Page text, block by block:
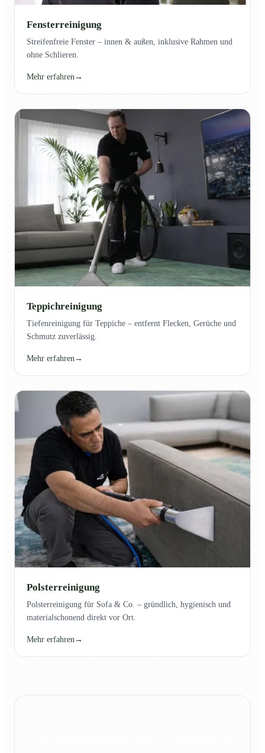
Fensterreinigung
Streifenfreie Fenster – innen & außen, inklusive Rahmen und
ohne Schlieren.
Mehr erfahren→
Teppichreinigung
Tiefenreinigung für Teppiche – entfernt Flecken, Gerüche und
Schmutz zuverlässig.
Mehr erfahren →
Polsterreinigung
Polsterreinigung für Sofa & Co. – gründlich, hygienisch und
materialschonend direkt vor Ort.
Mehr erfahren→